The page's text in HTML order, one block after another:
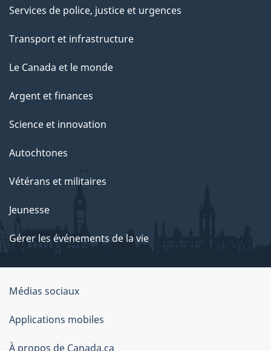
Services de police, justice et urgences
Transport et infrastructure
Le Canada et le monde
Argent et finances
Science et innovation
Autochtones
Vétérans et militaires
Jeunesse
Gérer les événements de la vie
Organisation
du
gouvernement
Médias sociaux
Applications mobiles
À propos de Canada.ca